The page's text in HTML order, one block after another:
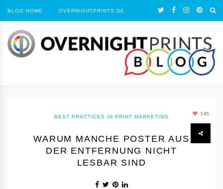
BLOG HOME OVERNIGHTPRINTS.DE
145
BEST PRACTICES IN PRINT MARKETING
WARUM MANCHE POSTER AUS
DER ENTFERNUNG NICHT
LESBAR SIND